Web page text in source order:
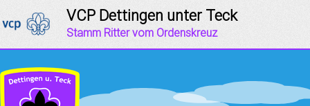
Jump to navigation
VCP Dettingen unter Teck
Stamm Ritter vom Ordenskreuz